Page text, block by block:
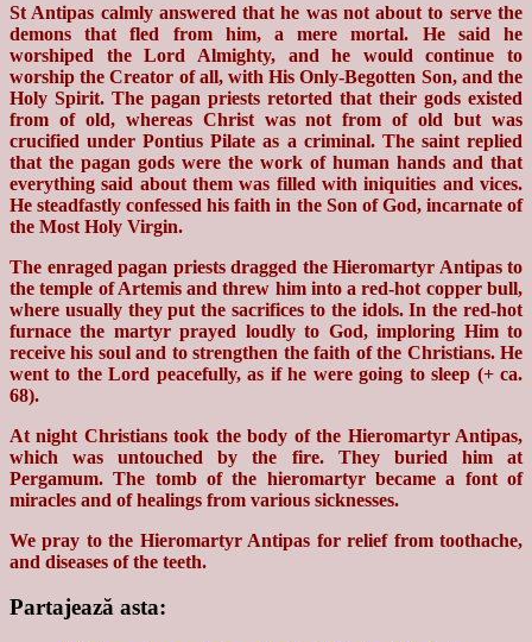
St Antipas calmly answered that he was not about to serve the
demons that fled from him, a mere mortal. He said he
worshiped the Lord Almighty, and he would continue to
worship the Creator of all, with His Only-Begotten Son, and the
Holy Spirit. The pagan priests retorted that their gods existed
from of old, whereas Christ was not from of old but was
crucified under Pontius Pilate as a criminal. The saint replied
that the pagan gods were the work of human hands and that
everything said about them was filled with iniquities and vices.
He steadfastly confessed his faith in the Son of God, incarnate of
the Most Holy Virgin.
The enraged pagan priests dragged the Hieromartyr Antipas to
the temple of Artemis and threw him into a red-hot copper bull,
where usually they put the sacrifices to the idols. In the red-hot
furnace the martyr prayed loudly to God, imploring Him to
receive his soul and to strengthen the faith of the Christians. He
went to the Lord peacefully, as if he were going to sleep (+ ca.
68).
At night Christians took the body of the Hieromartyr Antipas,
which was untouched by the fire. They buried him at
Pergamum. The tomb of the hieromartyr became a font of
miracles and of healings from various sicknesses.
We pray to the Hieromartyr Antipas for relief from toothache,
and diseases of the teeth.
Partajează asta: